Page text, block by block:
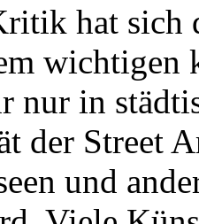
hat sich
nur in
der Street
und